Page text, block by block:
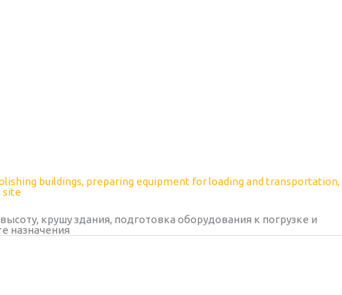
крушу здания, подготовка оборудования к погрузке и
назначения